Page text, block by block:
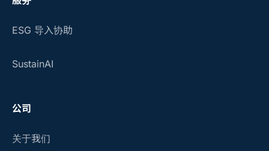
ESG 导入协助
SustainAI
公司
关于我们